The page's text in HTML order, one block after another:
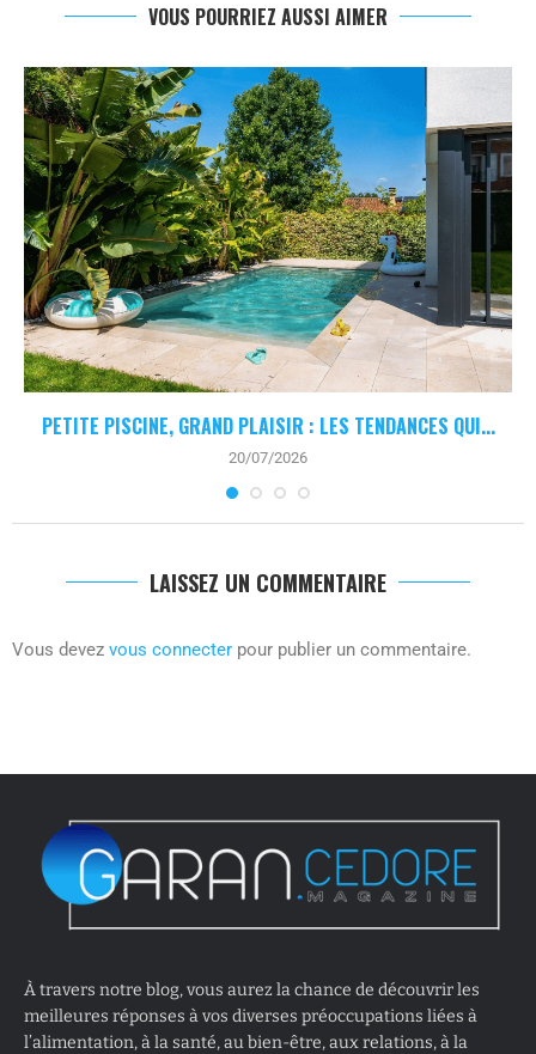
VOUS POURRIEZ AUSSI AIMER
PETITE PISCINE, GRAND PLAISIR : LES TENDANCES QUI...
20/07/2026
LAISSEZ UN COMMENTAIRE
Vous devez vous connecter pour publier un commentaire.
À travers notre blog, vous aurez la chance de découvrir les
meilleures réponses à vos diverses préoccupations liées à
l’alimentation, à la santé, au bien-être, aux relations, à la